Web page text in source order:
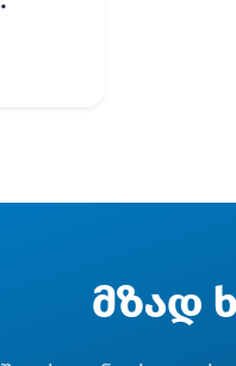
მზად